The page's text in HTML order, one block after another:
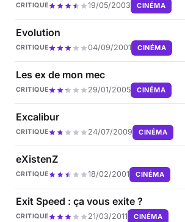
CRITIQUE 19/05/2003 CINÉMA
Evolution
CRITIQUE 04/09/2001 CINÉMA
Les ex de mon mec
CRITIQUE 29/01/2005 CINÉMA
Excalibur
CRITIQUE 24/07/2009 CINÉMA
eXistenZ
CRITIQUE 18/02/2001 CINÉMA
Exit Speed : ça vous exite ?
CRITIQUE 21/03/2011 CINÉMA